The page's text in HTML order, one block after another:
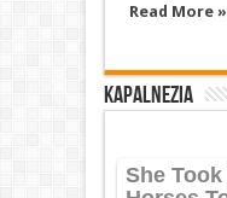
Read More »
Kapalnezia